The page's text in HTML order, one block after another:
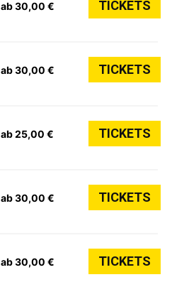
ab 30,00 € TICKETS
ab 30,00 € TICKETS
ab 25,00 € TICKETS
ab 30,00 € TICKETS
ab 30,00 € TICKETS